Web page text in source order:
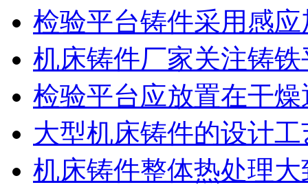
检验平台铸件采用感
机床铸件厂家关注铸
检验平台应放置在干
大型机床铸件的设计
机床铸件整体热处理